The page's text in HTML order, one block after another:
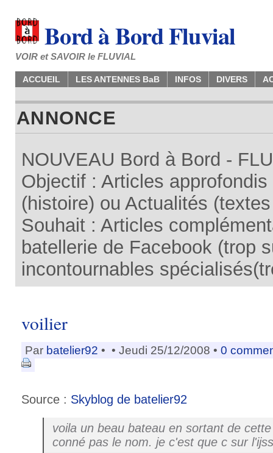
Bord à Bord Fluvial
VOIR et SAVOIR le FLUVIAL
ACCUEIL LES ANTENNES BaB INFOS DIVERS
ANNONCE
NOUVEAU Bord à Bord -
Objectif : Articles
(histoire) ou Actualités
Souhait : Articles
batellerie de Facebook (trop
incontournables
voilier
Par batelier92 • • Jeudi 25/12/2008 • 0
Source : Skyblog de batelier92
voila un beau bateau en sortant de
conné pas le nom. je c'est que c sur